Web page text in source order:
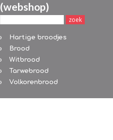
(webshop)
Hartige broodjes
Brood
Witbrood
Tarwebrood
Volkorenbrood